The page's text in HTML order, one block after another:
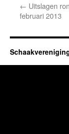
← Uitslagen
februari 2013